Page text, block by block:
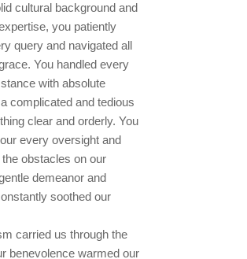
cultural background and
you patiently
query and navigated all
You handled every
with absolute
complicated and tedious
clear and orderly. You
every oversight and
obstacles on our
demeanor and
soothed our
carried us through the
benevolence warmed our